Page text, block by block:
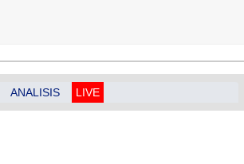
ANALISIS LIVE